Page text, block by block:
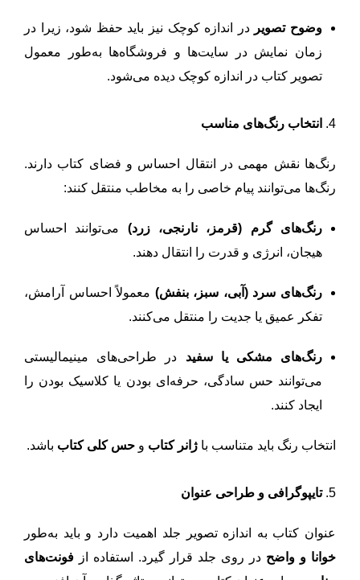
وضوح تصویر در اندازه کوچک نیز باید حفظ شود، زیرا در
زمان نمایش در سایت‌ها و فروشگاه‌ها به‌طور معمول
تصویر کتاب در اندازه کوچک دیده می‌شود.
4. انتخاب رنگ‌های مناسب
رنگ‌ها نقش مهمی در انتقال احساس و فضای کتاب دارند.
رنگ‌ها می‌توانند پیام خاصی را به مخاطب منتقل کنند:
رنگ‌های گرم (قرمز، نارنجی، زرد) می‌توانند احساس
هیجان، انرژی و قدرت را انتقال دهند.
رنگ‌های سرد (آبی، سبز، بنفش) معمولاً احساس آرامش،
تفکر عمیق یا جدیت را منتقل می‌کنند.
رنگ‌های مشکی یا سفید در طراحی‌های مینیمالیستی
می‌توانند حس سادگی، حرفه‌ای بودن یا کلاسیک بودن را
ایجاد کنند.
انتخاب رنگ باید متناسب با ژانر کتاب و حس کلی کتاب باشد.
5. تایپوگرافی و طراحی عنوان
عنوان کتاب به اندازه تصویر جلد اهمیت دارد و باید به‌طور
خوانا و واضح در روی جلد قرار گیرد. استفاده از فونت‌های